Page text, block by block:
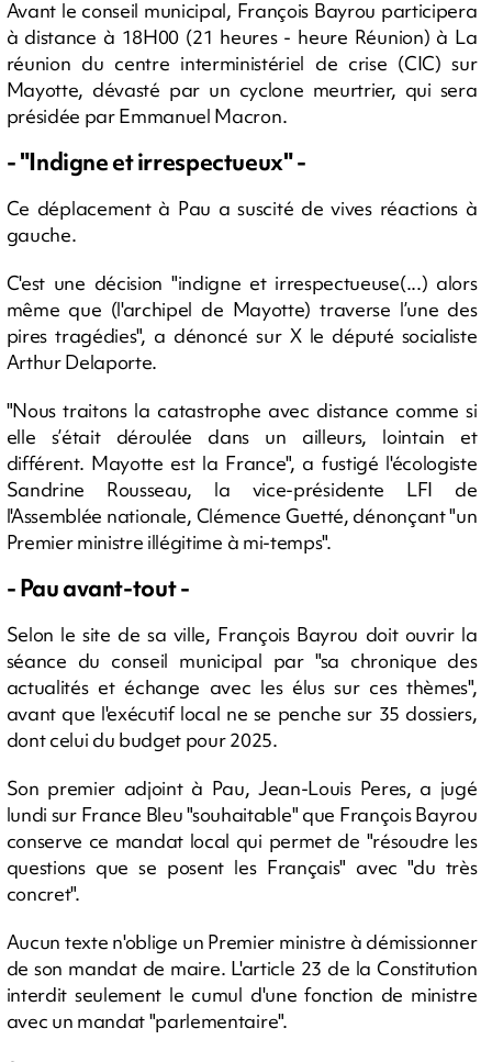
Avant le conseil municipal, François Bayrou participera
à distance à 18H00 (21 heures - heure Réunion) à La
réunion du centre interministériel de crise (CIC) sur
Mayotte, dévasté par un cyclone meurtrier, qui sera
présidée par Emmanuel Macron.
- "Indigne et irrespectueux" -
Ce déplacement à Pau a suscité de vives réactions à
gauche.
C'est une décision "indigne et irrespectueuse(...) alors
même que (l'archipel de Mayotte) traverse l’une des
pires tragédies", a dénoncé sur X le député socialiste
Arthur Delaporte.
"Nous traitons la catastrophe avec distance comme si
elle s’était déroulée dans un ailleurs, lointain et
différent. Mayotte est la France", a fustigé l'écologiste
Sandrine Rousseau, la vice-présidente LFI de
l'Assemblée nationale, Clémence Guetté, dénonçant "un
Premier ministre illégitime à mi-temps".
- Pau avant-tout -
Selon le site de sa ville, François Bayrou doit ouvrir la
séance du conseil municipal par "sa chronique des
actualités et échange avec les élus sur ces thèmes",
avant que l'exécutif local ne se penche sur 35 dossiers,
dont celui du budget pour 2025.
Son premier adjoint à Pau, Jean-Louis Peres, a jugé
lundi sur France Bleu "souhaitable" que François Bayrou
conserve ce mandat local qui permet de "résoudre les
questions que se posent les Français" avec "du très
concret".
Aucun texte n'oblige un Premier ministre à démissionner
de son mandat de maire. L'article 23 de la Constitution
interdit seulement le cumul d'une fonction de ministre
avec un mandat "parlementaire".